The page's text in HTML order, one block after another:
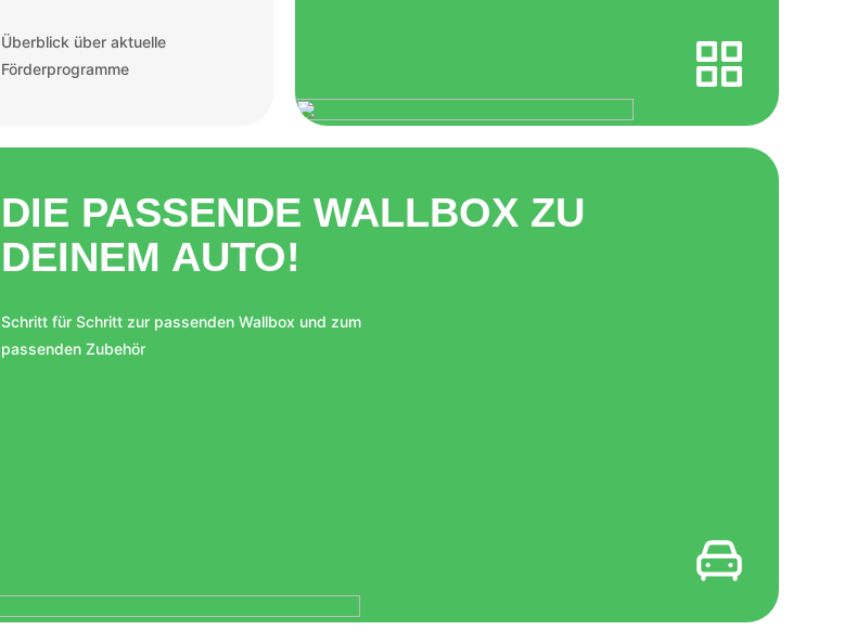
Überblick über aktuelle
Förderprogramme
DIE PASSENDE WALLBOX ZU
DEINEM AUTO!
Schritt für Schritt zur passenden Wallbox und zum
passenden Zubehör